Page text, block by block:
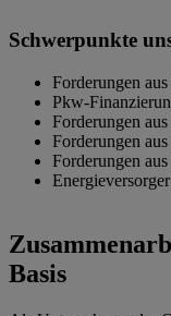
Schwerpunkte
Forderungen
Pkw-
Forderungen
Forderungen
Forderungen
Basis